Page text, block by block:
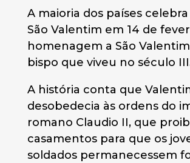
A maioria dos países
São Valentim em 14 de
homenagem a São
bispo que viveu no século
A história conta que
desobedecia às ordens do
romano Claudio II, que
casamentos para que os
soldados permanecessem